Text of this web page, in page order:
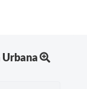
Urbana